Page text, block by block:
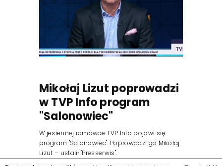
Mikołaj Lizut poprowadzi
w TVP Info program
"Salonowiec"
W jesiennej ramówce TVP Info pojawi się
program "Salonowiec". Poprowadzi go Mikołaj
Lizut – ustalił "Presserwis".